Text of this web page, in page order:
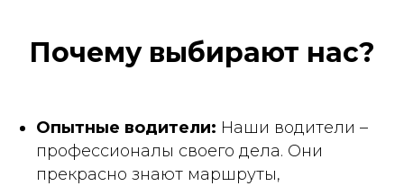
Почему выбирают нас?
Опытные водители: Наши водители –
профессионалы своего дела. Они
прекрасно знают маршруты,